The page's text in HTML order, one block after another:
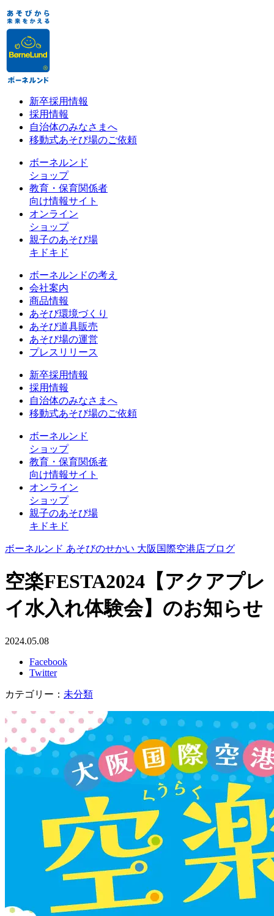
新卒採用情報
採用情報
自治体のみなさまへ
移動式あそび場のご依頼
ボーネルンド
ショップ
教育・保育関係者
向け情報サイト
オンライン
ショップ
親子のあそび場
キドキド
ボーネルンドの考え
会社案内
商品情報
あそび環境づくり
あそび道具販売
あそび場の運営
プレスリリース
新卒採用情報
採用情報
自治体のみなさまへ
移動式あそび場のご依頼
ボーネルンド
ショップ
教育・保育関係者
向け情報サイト
オンライン
ショップ
親子のあそび場
キドキド
ボーネルンド あそびのせかい 大阪国際空港店ブログ
空楽FESTA2024【アクアプレ
イ水入れ体験会】のお知らせ
2024.05.08
Facebook
Twitter
カテゴリー： 未分類